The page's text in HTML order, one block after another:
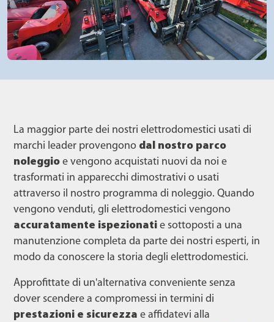
La maggior parte dei nostri elettrodomestici usati di
marchi leader provengono dal nostro parco
noleggio e vengono acquistati nuovi da noi e
trasformati in apparecchi dimostrativi o usati
attraverso il nostro programma di noleggio. Quando
vengono venduti, gli elettrodomestici vengono
accuratamente ispezionati e sottoposti a una
manutenzione completa da parte dei nostri esperti, in
modo da conoscere la storia degli elettrodomestici.
Approfittate di un'alternativa conveniente senza
dover scendere a compromessi in termini di
prestazioni e sicurezza e affidatevi alla